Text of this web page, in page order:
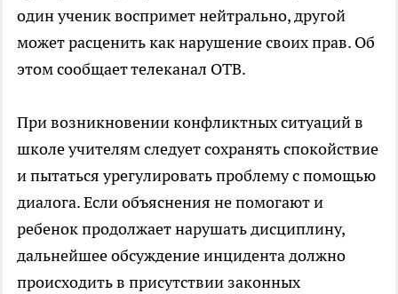
один ученик воспримет нейтрально, другой
может расценить как нарушение своих прав. Об
этом сообщает телеканал ОТВ.
При возникновении конфликтных ситуаций в
школе учителям следует сохранять спокойствие
и пытаться урегулировать проблему с помощью
диалога. Если объяснения не помогают и
ребенок продолжает нарушать дисциплину,
дальнейшее обсуждение инцидента должно
происходить в присутствии законных